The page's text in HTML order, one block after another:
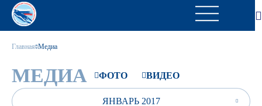
Главная Медиа
МЕДИА ФОТО ВИДЕО
ЯНВАРЬ 2017